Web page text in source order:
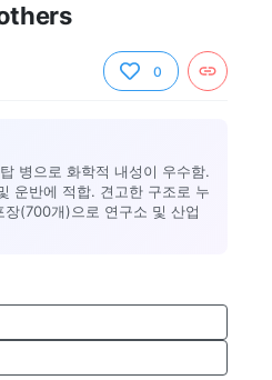
0
병으로 화학적 내성이 우수함.
운반에 적합. 견고한 구조로 누
(700개)으로 연구소 및 산업